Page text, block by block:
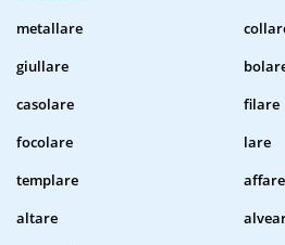
metallare
giullare
casolare
filare
focolare
lare
templare
affare
altare